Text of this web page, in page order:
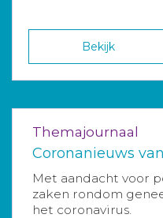
Bekijk
Themajournaal
Coronanieuws
Met aandacht voor
zaken rondom
het coronavirus.